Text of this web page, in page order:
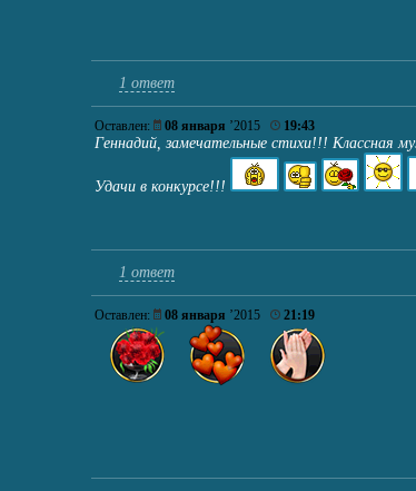
1 ответ
Оставлен: 08 января ’2015 19:43
Геннадий, замечательные стихи!!! Классная
Удачи в конкурсе!!!
1 ответ
Оставлен: 08 января ’2015 21:19